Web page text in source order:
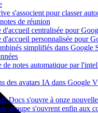
s'associent pour classer
de réunion
d'accueil centralisée pour
personnalisée pour
simplifiés dans Google
de notes automatique par
des avatars IA dans Google
Docs s'ouvre à onze
groupe s'ouvrent enfin aux